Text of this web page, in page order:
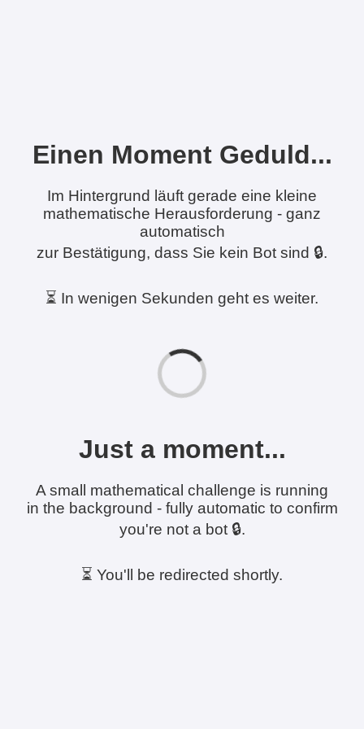
Einen Moment Geduld...
Im Hintergrund läuft gerade eine kleine
mathematische Herausforderung - ganz
automatisch
zur Bestätigung, dass Sie kein Bot sind 🔒.
⏳ In wenigen Sekunden geht es weiter.
Just a moment...
A small mathematical challenge is running
in the background - fully automatic to confirm
you're not a bot 🔒.
⏳ You'll be redirected shortly.